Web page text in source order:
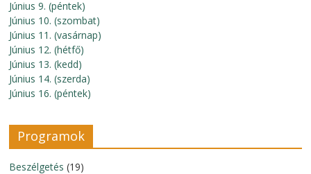
Június 9. (péntek)
Június 10. (szombat)
Június 11. (vasárnap)
Június 12. (hétfő)
Június 13. (kedd)
Június 14. (szerda)
Június 16. (péntek)
Programok
Beszélgetés (19)